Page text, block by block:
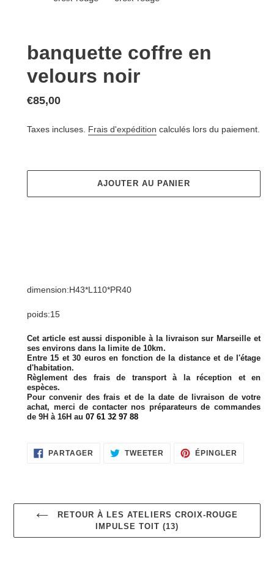
banquette coffre en
velours noir
Prix
€85,00
Taxes incluses. Frais d'expédition calculés lors du paiement.
AJOUTER AU PANIER
votre
panier
dimension:H43*L110*PR40
poids:15
Cet article est aussi disponible à la livraison sur Marseille et
ses environs dans la limite de 10km.
Entre 15 et 30 euros en fonction de la distance et de l'étage
d'habitation.
Règlement des frais de transport à la réception et en
espèces.
Pour convenir des frais et de la date de livraison de votre
achat, merci de contacter nos préparateurs de commandes
de 9H à 16H au 07 61 32 97 88
PARTAGER PARTAGER
SUR
TWEETER TWEETER
SUR
ÉPINGLER
RETOUR À LES ATELIERS CROIX-ROUGE
IMPULSE TOIT (13)